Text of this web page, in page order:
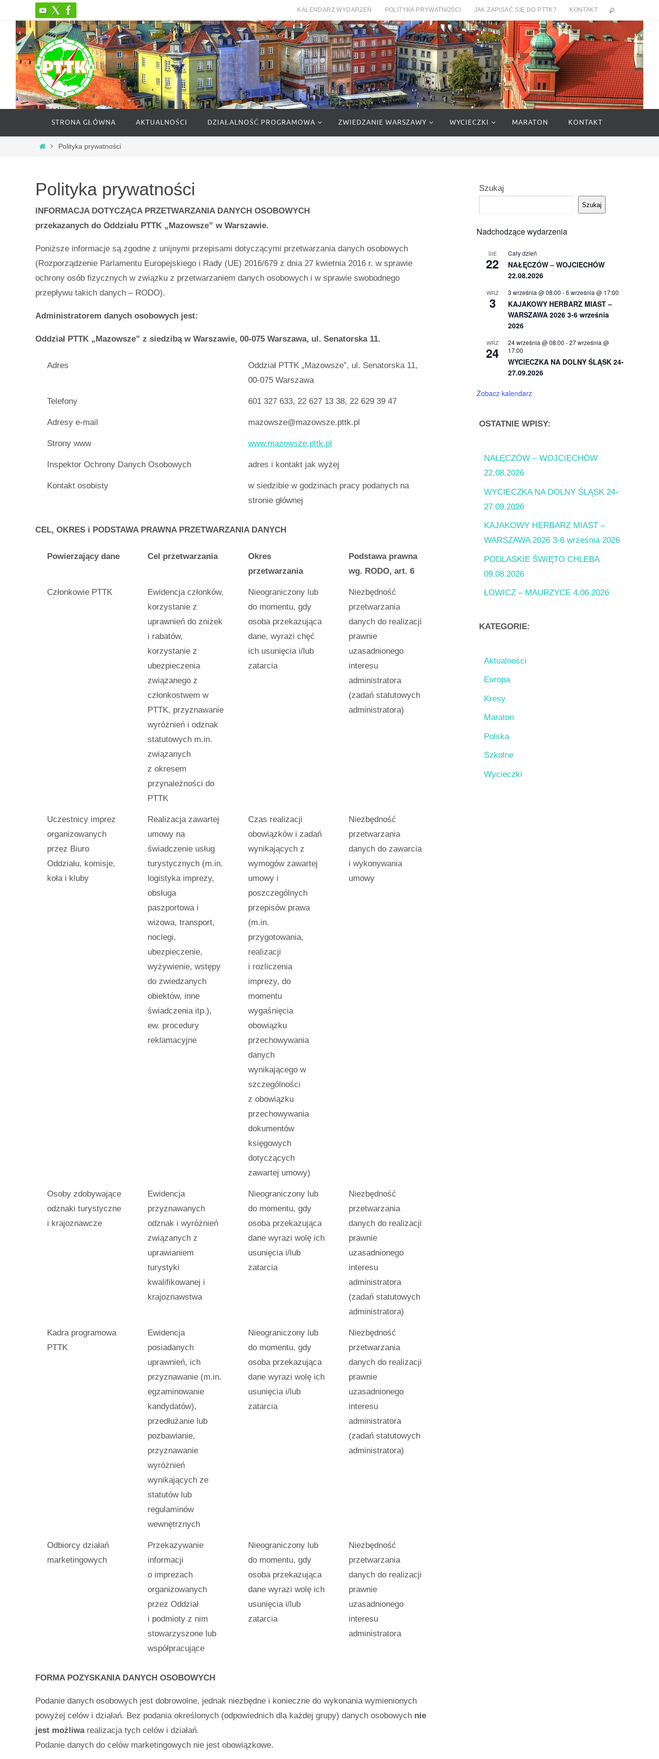
treści
KALENDARZ WYDARZEŃ POLITYKA PRYWATNOŚCI JAK ZAPISAĆ SIĘ DO PTTK? KONTAKT
treści
STRONA GŁÓWNA AKTUALNOŚCI DZIAŁALNOŚĆ PROGRAMOWA ZWIEDZANIE WARSZAWY WYCIECZKI MARATON KONTAKT
StronaPolityka prywatności
Polityka prywatności
INFORMACJA DOTYCZĄCA PRZETWARZANIA DANYCH OSOBOWYCH
przekazanych do Oddziału PTTK „Mazowsze” w Warszawie.
Poniższe informacje są zgodne z unijnymi przepisami dotyczącymi przetwarzania danych osobowych
(Rozporządzenie Parlamentu Europejskiego i Rady (UE) 2016/679 z dnia 27 kwietnia 2016 r. w sprawie
ochrony osób fizycznych w związku z przetwarzaniem danych osobowych i w sprawie swobodnego
przepływu takich danych – RODO).
Administratorem danych osobowych jest:
Oddział PTTK „Mazowsze” z siedzibą w Warszawie, 00-075 Warszawa, ul. Senatorska 11.
Adres
Oddział PTTK „Mazowsze”, ul. Senatorska 11,
00-075 Warszawa
Telefony 601 327 633, 22 627 13 38, 22 629 39 47
Adresy e-mail mazowsze@mazowsze.pttk.pl
Strony www www.mazowsze.pttk.pl
Inspektor Ochrony Danych Osobowych adres i kontakt jak wyżej
Kontakt osobisty
w siedzibie w godzinach pracy podanych na
stronie głównej
CEL, OKRES i PODSTAWA PRAWNA PRZETWARZANIA DANYCH
Powierzający dane Cel przetwarzania
Okres
przetwarzania
Podstawa prawna
wg. RODO, art. 6
Członkowie PTTK
Ewidencja członków,
korzystanie z
uprawnień do zniżek
i rabatów,
korzystanie z
ubezpieczenia
związanego z
członkostwem w
PTTK, przyznawanie
wyróżnień i odznak
statutowych m.in.
związanych
z okresem
przynależności do
PTTK
Nieograniczony lub
do momentu, gdy
osoba przekazująca
dane, wyrazi chęć
ich usunięcia i/lub
zatarcia
Niezbędność
przetwarzania
danych do realizacji
prawnie
uzasadnionego
interesu
administratora
(zadań statutowych
administratora)
Uczestnicy imprez
organizowanych
przez Biuro
Oddziału, komisje,
koła i kluby
Realizacja zawartej
umowy na
świadczenie usług
turystycznych (m.in.
logistyka imprezy,
obsługa
paszportowa i
wizowa, transport,
noclegi,
ubezpieczenie,
wyżywienie, wstępy
do zwiedzanych
obiektów, inne
świadczenia itp.),
ew. procedury
reklamacyjne
Czas realizacji
obowiązków i zadań
wynikających z
wymogów zawartej
umowy i
poszczególnych
przepisów prawa
(m.in.
przygotowania,
realizacji
i rozliczenia
imprezy, do
momentu
wygaśnięcia
obowiązku
przechowywania
danych
wynikającego w
szczególności
z obowiązku
przechowywania
dokumentów
księgowych
dotyczących
zawartej umowy)
Niezbędność
przetwarzania
danych do zawarcia
i wykonywania
umowy
Osoby zdobywające
odznaki turystyczne
i krajoznawcze
Ewidencja
przyznawanych
odznak i wyróżnień
związanych z
uprawianiem
turystyki
kwalifikowanej i
krajoznawstwa
Nieograniczony lub
do momentu, gdy
osoba przekazująca
dane wyrazi wolę ich
usunięcia i/lub
zatarcia
Niezbędność
przetwarzania
danych do realizacji
prawnie
uzasadnionego
interesu
administratora
(zadań statutowych
administratora)
Kadra programowa
PTTK
Ewidencja
posiadanych
uprawnień, ich
przyznawanie (m.in.
egzaminowanie
kandydatów),
przedłużanie lub
pozbawianie,
przyznawanie
wyróżnień
wynikających ze
statutów lub
regulaminów
wewnętrznych
Nieograniczony lub
do momentu, gdy
osoba przekazująca
dane wyrazi wolę ich
usunięcia i/lub
zatarcia
Niezbędność
przetwarzania
danych do realizacji
prawnie
uzasadnionego
interesu
administratora
(zadań statutowych
administratora)
Odbiorcy działań
marketingowych
Przekazywanie
informacji
o imprezach
organizowanych
przez Oddział
i podmioty z nim
stowarzyszone lub
współpracujące
Nieograniczony lub
do momentu, gdy
osoba przekazująca
dane wyrazi wolę ich
usunięcia i/lub
zatarcia
Niezbędność
przetwarzania
danych do realizacji
prawnie
uzasadnionego
interesu
administratora
FORMA POZYSKANIA DANYCH OSOBOWYCH
Podanie danych osobowych jest dobrowolne, jednak niezbędne i konieczne do wykonania wymienionych
powyżej celów i działań. Bez podania określonych (odpowiednich dla każdej grupy) danych osobowych nie
jest możliwarealizacja tych celów i działań.
Podanie danych do celów marketingowych nie jest obowiązkowe.
Szukaj
Szukaj
Nadchodzące wydarzenia
SIE
22
Cały dzień
NAŁĘCZÓW – WOJCIECHÓW
22.08.2026
WRZ
3
3 września @ 08:00 -6 września @ 17:00
KAJAKOWY HERBARZ MIAST –
WARSZAWA 2026 3-6 września
2026
WRZ
24
24 września @ 08:00 -27 września @
17:00
WYCIECZKA NA DOLNY ŚLĄSK 24-
27.09.2026
Zobacz kalendarz
OSTATNIE WPISY:
NAŁĘCZÓW – WOJCIECHÓW
22.08.2026
WYCIECZKA NA DOLNY ŚLĄSK 24-
27.09.2026
KAJAKOWY HERBARZ MIAST –
WARSZAWA 2026 3-6 września 2026
PODLASKIE ŚWIĘTO CHLEBA
09.08.2026
ŁOWICZ – MAURZYCE 4.06.2026
KATEGORIE:
Aktualności
Europa
Kresy
Maraton
Polska
Szkolne
Wycieczki